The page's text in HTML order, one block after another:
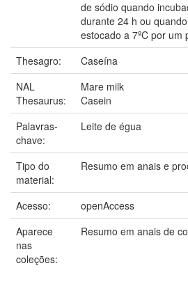
de sódio quando
durante 24 h ou
estocado a 7ºC por um
Thesagro:
Caseína
NAL
Thesaurus:
Mare milk
Casein
Palavras-
chave:
Leite de égua
Tipo do
material:
Resumo em anais e
Acesso:
openAccess
Aparece
nas
coleções:
Resumo em anais de